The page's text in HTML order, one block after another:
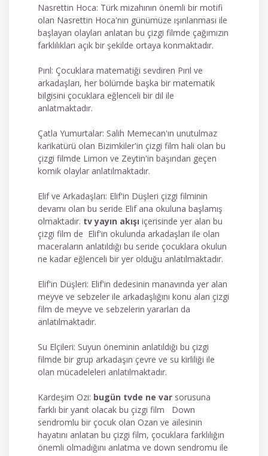
Nasrettin Hoca: Türk mizahının önemli bir motifi
olan Nasrettin Hoca'nın günümüze ışınlanması ile
başlayan olayları anlatan bu çizgi filmde çağımızın
farklılıkları açık bir şekilde ortaya konmaktadır.
Pırıl: Çocuklara matematiği sevdiren Pırıl ve
arkadaşları, her bölümde başka bir matematik
bilgisini çocuklara eğlenceli bir dil ile
anlatmaktadır.
Çatla Yumurtalar: Salih Memecan'ın unutulmaz
karikatürü olan Bizimkiler'in çizgi film hali olan bu
çizgi filmde Limon ve Zeytin'in başından geçen
komik olaylar anlatılmaktadır.
Elif ve Arkadaşları: Elif'in Düşleri çizgi filminin
devamı olan bu seride Elif ana okuluna başlamış
olmaktadır. tv yayın akışı içerisinde yer alan bu
çizgi film de Elif'in okulunda arkadaşları ile olan
maceraların anlatıldığı bu seride çocuklara okulun
ne kadar eğlenceli bir yer olduğu anlatılmaktadır.
Elif'in Düşleri: Elif'in dedesinin manavında yer alan
meyve ve sebzeler ile arkadaşlığını konu alan çizgi
film de meyve ve sebzelerin yararları da
anlatılmaktadır.
Su Elçileri: Suyun öneminin anlatıldığı bu çizgi
filmde bir grup arkadaşın çevre ve su kirliliği ile
olan mücadeleleri anlatılmaktadır.
Kardeşim Ozi: bugün tvde ne var sorusuna
farklı bir yanıt olacak bu çizgi film Down
sendromlu bir çocuk olan Ozan ve ailesinin
hayatını anlatan bu çizgi film, çocuklara farklılığın
önemli olmadığını anlatma ve down sendromu ile